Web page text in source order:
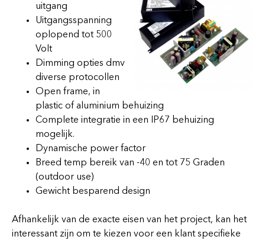
uitgang
Uitgangsspanning
oplopend tot 500
Volt
Dimming opties dmv
diverse protocollen
Open frame, in
plastic of aluminium behuizing
Complete integratie in een IP67 behuizing
mogelijk.
Dynamische power factor
Breed temp bereik van -40 en tot 75 Graden
(outdoor use)
Gewicht besparend design
Afhankelijk van de exacte eisen van het project, kan het
interessant zijn om te kiezen voor een klant specifieke